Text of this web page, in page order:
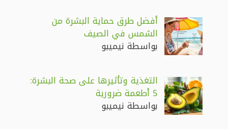
أفضل طرق حماية البشرة من
الشمس في الصيف
بواسطة نيميبو
التغذية وتأثيرها على صحة البشرة:
5 أطعمة ضرورية
بواسطة نيميبو